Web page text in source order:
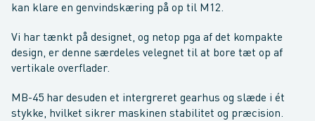
kan klare en genvindskæring på op til M12.
Vi har tænkt på designet, og netop pga af det kompakte
design, er denne særdeles velegnet til at bore tæt op af
vertikale overflader.
MB-45 har desuden et intergreret gearhus og slæde i ét
stykke, hvilket sikrer maskinen stabilitet og præcision.